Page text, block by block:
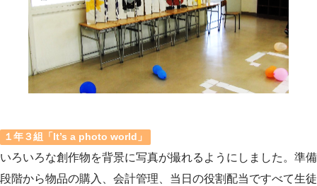
１年３組「It’s a photo world」
いろいろな創作物を背景に写真が撮れるようにしました。準備
段階から物品の購入、会計管理、当日の役割配当ですべて生徒